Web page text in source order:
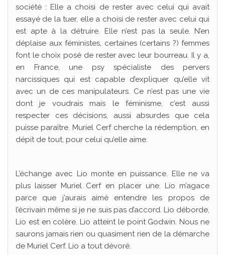
société : Elle a choisi de rester avec celui qui avait
essayé de la tuer, elle a choisi de rester avec celui qui
est apte à la détruire. Elle n’est pas la seule. N’en
déplaise aux féministes, certaines (certains ?) femmes
font le choix posé de rester avec leur bourreau. Il y a,
en France, une psy spécialiste des pervers
narcissiques qui est capable d’expliquer qu’elle vit
avec un de ces manipulateurs. Ce n’est pas une vie
dont je voudrais mais le féminisme, c’est aussi
respecter ces décisions, aussi absurdes que cela
puisse paraître. Muriel Cerf cherche la rédemption, en
dépit de tout, pour celui qu’elle aime.
L’échange avec Lio monte en puissance. Elle ne va
plus laisser Muriel Cerf en placer une. Lio m’agace
parce que j’aurais aimé entendre les propos de
l’écrivain même si je ne suis pas d’accord. Lio déborde,
Lio est en colère. Lio atteint le point Godwin. Nous ne
saurons jamais rien ou quasiment rien de la démarche
de Muriel Cerf. Lio a tout dévoré.